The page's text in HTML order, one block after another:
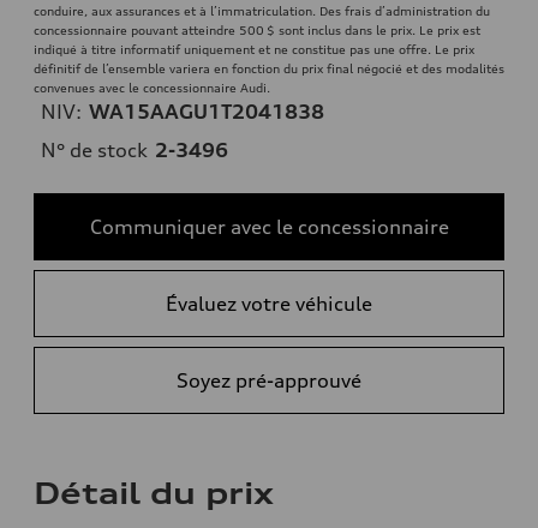
conduire, aux assurances et à l’immatriculation. Des frais d’administration du
concessionnaire pouvant atteindre 500 $ sont inclus dans le prix. Le prix est
indiqué à titre informatif uniquement et ne constitue pas une offre. Le prix
définitif de l’ensemble variera en fonction du prix final négocié et des modalités
convenues avec le concessionnaire Audi.
NIV: WA15AAGU1T2041838
N° de stock 2-3496
Communiquer avec le concessionnaire
Évaluez votre véhicule
Soyez pré-approuvé
Détail du prix